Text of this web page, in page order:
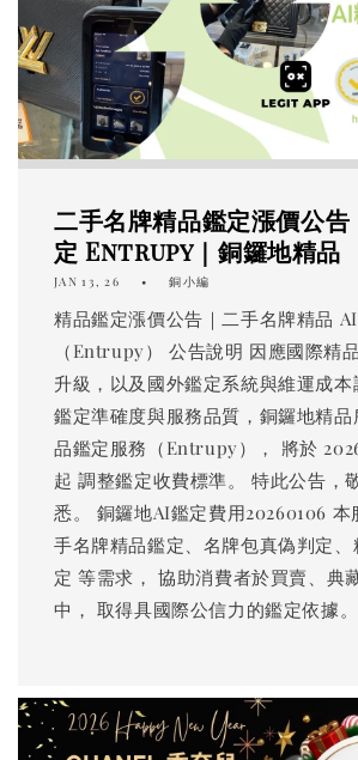
二手名牌精品鑑定漲價公
定 Entrupy｜銅鑼地精品
JAN 13, 26 銅小編
精品鑑定漲價公告｜二手名牌精品
（Entrupy） 公告說明 因應國際精
升級，以及國外鑑定系統與維運成
鑑定準確度與服務品質，銅鑼地精
品鑑定服務（Entrupy）， 將於
起 調整鑑定收費標準。 特此公告，
悉。 銅鑼地AI鑑定費用20260106 本
手名牌精品鑑定、名牌包真偽判定
定 等需求， 協助消費者於買賣、典
中， 取得具國際公信力的鑑定依據